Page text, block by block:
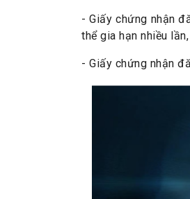
- Giấy chứng nhận
thể gia hạn nhiều
- Giấy chứng nhận